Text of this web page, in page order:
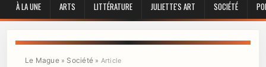
À LA UNE ARTS LITTÉRATURE JULIETTE'S ART SOCIÉTÉ
Le Mague» Société» Article